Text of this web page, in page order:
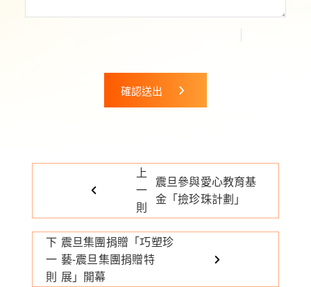
確認送出
上
一
則
震旦參與愛心教育基
金「撿珍珠計劃」
下
一
則
震旦集團捐贈「巧塑珍
藝-震旦集團捐贈特
展」開幕